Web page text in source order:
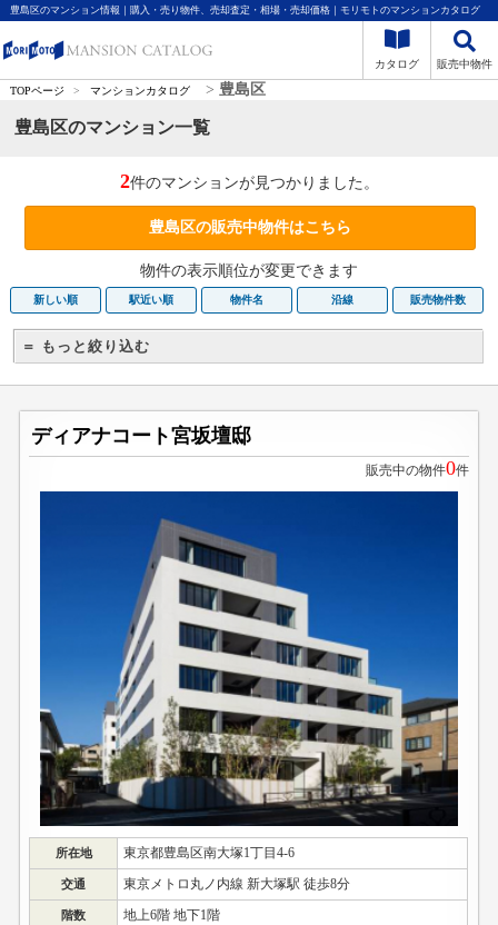
豊島区のマンション情報｜購入・売り物件、売却査定・相場・売却価格｜モリモトのマンションカタログ
カタログ 販売中物件
TOPページ > マンションカタログ > 豊島区
豊島区のマンション一覧
2件のマンションが見つかりました。
豊島区の販売中物件はこちら
物件の表示順位が変更できます
新しい順 駅近い順 物件名 沿線 販売物件数
＝ もっと絞り込む
ディアナコート宮坂壇邸
販売中の物件0件
所在地 東京都豊島区南大塚1丁目4-6
交通 東京メトロ丸ノ内線 新大塚駅 徒歩8分
階数 地上6階 地下1階